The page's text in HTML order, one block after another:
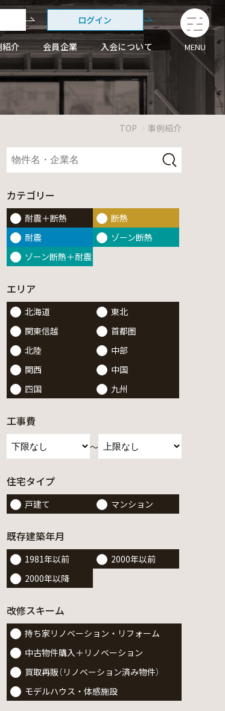
介 会員企業 入会について
ログイン
MENU
TOP 事例紹介
エリア
北海道
東北
関東信越
首都圏
北陸
中部
関西
中国
四国
九州
カテゴリー
耐震＋断熱
断熱
耐震
ゾーン断熱
ゾーン断熱＋耐震
工事費
～
住宅タイプ
戸建て マンション
既存建築年月
1981年以前
2000年以前
2000年以降
改修スキーム
持ち家リノベーション・リフォーム
中古物件購入＋リノベーション
買取再販（リノベーション済み物件）
モデルハウス・体感施設